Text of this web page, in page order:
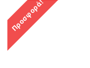
Προσφορά!